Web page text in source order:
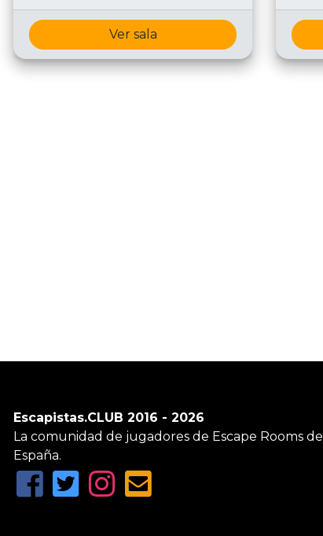
Ver sala
Escapistas.CLUB 2016 - 2026
La comunidad de jugadores de Escape Rooms de
España.